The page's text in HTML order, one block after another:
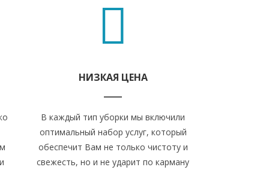
НИЗКАЯ ЦЕНА
В каждый тип уборки мы включили
оптимальный набор услуг, который
обеспечит Вам не только чистоту и
свежесть, но и не ударит по карману